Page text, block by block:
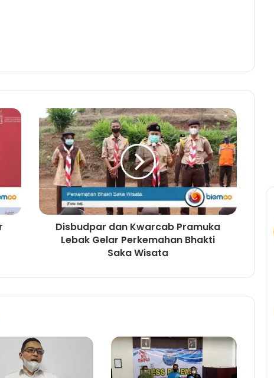
Disbudpar dan Kwarcab Pramuka
Lebak Gelar Perkemahan Bhakti
Saka Wisata